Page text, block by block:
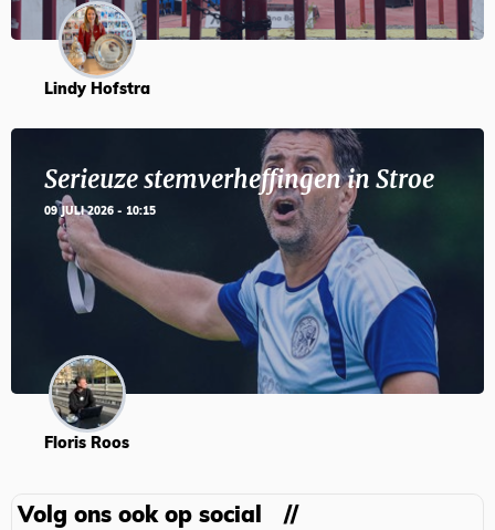
Lindy Hofstra
Serieuze stemverheffingen in Stroe
09 JULI 2026 - 10:15
Floris Roos
Volg ons ook op social